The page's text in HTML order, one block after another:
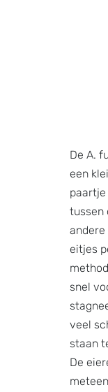
De A.
een
tussen
eitjes
snel
veel
staan
De